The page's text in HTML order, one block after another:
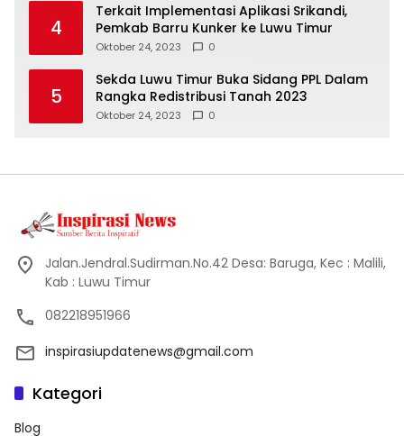
4
Terkait Implementasi Aplikasi Srikandi,
Pemkab Barru Kunker ke Luwu Timur
Oktober 24, 2023 0
5
Sekda Luwu Timur Buka Sidang PPL Dalam
Rangka Redistribusi Tanah 2023
Oktober 24, 2023 0
Jalan.Jendral.Sudirman.No.42 Desa: Baruga, Kec : Malili,
Kab : Luwu Timur
082218951966
inspirasiupdatenews@gmail.com
Kategori
Blog